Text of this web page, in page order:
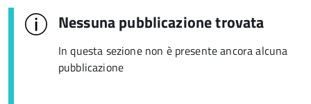
Nessuna pubblicazione trovata
In questa sezione non è presente ancora alcuna
pubblicazione